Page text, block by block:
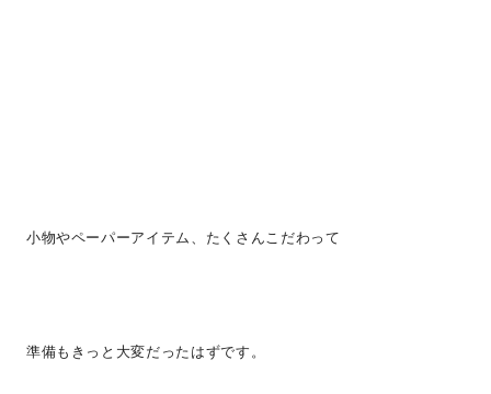
小物やペーパーアイテム、たくさんこだわって
準備もきっと大変だったはずです。